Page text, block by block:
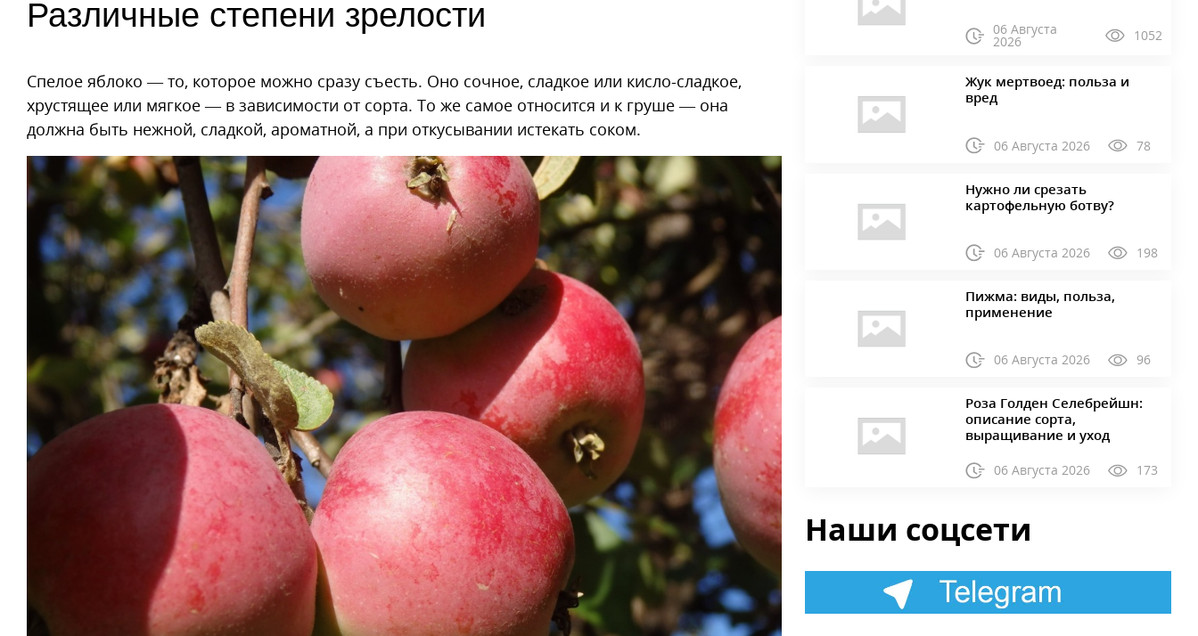
Различные степени зрелости
Спелое яблоко — то, которое можно сразу съесть. Оно сочное, сладкое или кисло-сладкое,
хрустящее или мягкое — в зависимости от сорта. То же самое относится и к груше — она
должна быть нежной, сладкой, ароматной, а при откусывании истекать соком.
06 Августа
2026 1052
Жук мертвоед: польза и
вред
06 Августа 2026 78
Нужно ли срезать
картофельную ботву?
06 Августа 2026 198
Пижма: виды, польза,
применение
06 Августа 2026 96
Роза Голден Селебрейшн:
описание сорта,
выращивание и уход
06 Августа 2026 173
Наши соцсети